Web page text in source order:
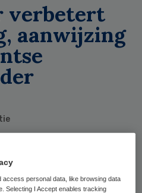
verbetert
aanwijzing
access personal data, like browsing data
Selecting I Accept enables tracking